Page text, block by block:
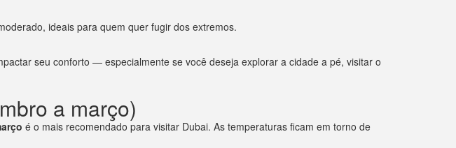
ideais para quem quer fugir dos extremos.
seu conforto — especialmente se você deseja explorar a cidade a pé, visitar o
a março)
é o mais recomendado para visitar Dubai. As temperaturas ficam em torno de